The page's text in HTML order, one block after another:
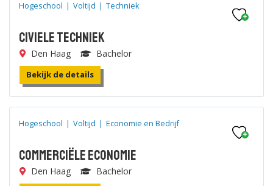
Hogeschool | Voltijd | Techniek
Civiele Techniek
Den Haag Bachelor
Bekijk de details
Hogeschool | Voltijd | Economie en Bedrijf
Commerciële Economie
Den Haag Bachelor